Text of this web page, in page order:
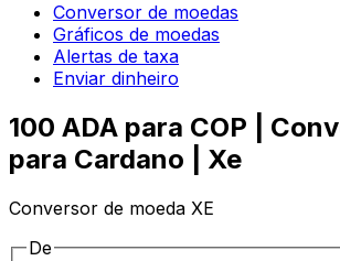
Conversor de moedas
Gráficos de moedas
Alertas de taxa
Enviar dinheiro
100 ADA para COP |
para Cardano | Xe
Conversor de moeda XE
De